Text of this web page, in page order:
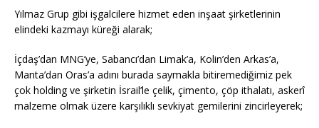
Yılmaz Grup gibi işgalcilere hizmet eden inşaat şirketlerinin
elindeki kazmayı küreği alarak;
İçdaş’dan MNG’ye, Sabancı’dan Limak’a, Kolin’den Arkas’a,
Manta’dan Oras’a adını burada saymakla bitiremediğimiz pek
çok holding ve şirketin İsrail’le çelik, çimento, çöp ithalatı, askerî
malzeme olmak üzere karşılıklı sevkiyat gemilerini zincirleyerek;